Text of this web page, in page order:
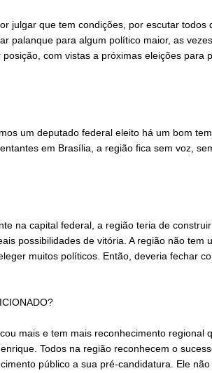
julgar que tem condições, por escutar todos
palanque para algum político maior, as
com vistas a próximas eleições para
um deputado federal eleito há um bom
em Brasília, a região fica sem voz,
na capital federal, a região teria de
possibilidades de vitória. A região não tem
muitos políticos. Então, deveria fechar
mais e tem mais reconhecimento regional
Todos na região reconhecem o
público a sua pré-candidatura. Ele não